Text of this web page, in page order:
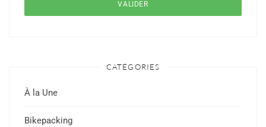
CATÉGORIES
À la Une
Bikepacking